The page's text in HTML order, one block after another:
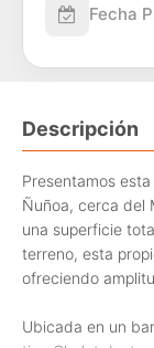
Fecha
Descripción
Presentamos
Ñuñoa, cerca del
una superficie
terreno, esta
ofreciendo
Ubicada en un